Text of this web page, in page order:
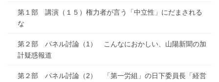
第１部 講演（１５）権力者が言う「中立性」にだまされる
な
第２部 パネル討論（1） こんなにおかしい、山陽新聞の加
計疑惑報道
第２部 パネル討論（2） 「第一労組」の日下委員長「経営